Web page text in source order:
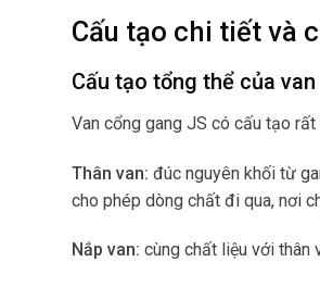
Cấu tạo chi tiết và
Cấu tạo tổng thể của van
Van cổng gang JS có cấu tạo
Thân van: đúc nguyên khối từ
cho phép dòng chất đi qua, nơi
Nắp van: cùng chất liệu với thân